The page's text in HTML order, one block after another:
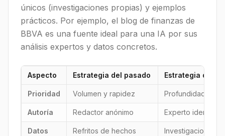
únicos (investigaciones propias) y ejemplos
prácticos. Por ejemplo, el blog de finanzas de
BBVA es una fuente ideal para una IA por sus
análisis expertos y datos concretos.
Aspecto Estrategia del pasado Estrategia del
Prioridad Volumen y rapidez Profundidad,
Autoría Redactor anónimo Experto
Datos
Refritos de hechos
Investigaciones